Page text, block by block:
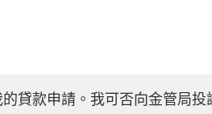
貸款申請。我可否向金管局投